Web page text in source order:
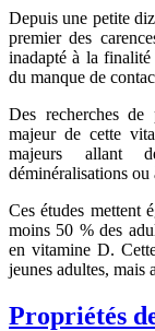
Depuis une petite
premier des
inadapté à la finalité
du manque de
Des recherches
majeur de cette
majeurs allant
déminéralisations ou
Ces études mettent
moins 50 % des
en vitamine D.
jeunes adultes, mais
Propriétés